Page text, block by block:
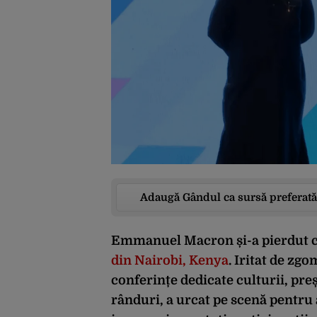
Adaugă Gândul ca sursă preferată
Emmanuel Macron și-a
din Nairobi, Kenya. Iritat de
conferințe dedicate culturii,
rânduri, a urcat pe scenă